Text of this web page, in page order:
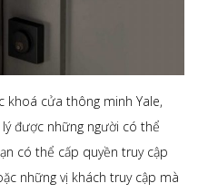
khoá cửa thông minh Yale,
được những người có thể
có thể cấp quyền truy cập
những vị khách truy cập mà